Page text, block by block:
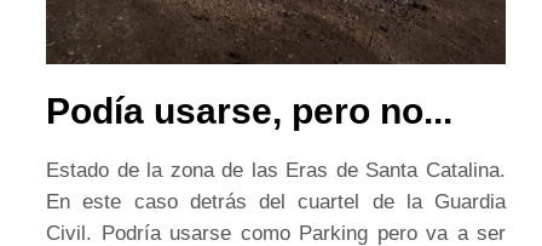
Podía usarse, pero no...
Estado de la zona de las Eras de Santa Catalina.
En este caso detrás del cuartel de la Guardia
Civil. Podría usarse como Parking pero va a ser